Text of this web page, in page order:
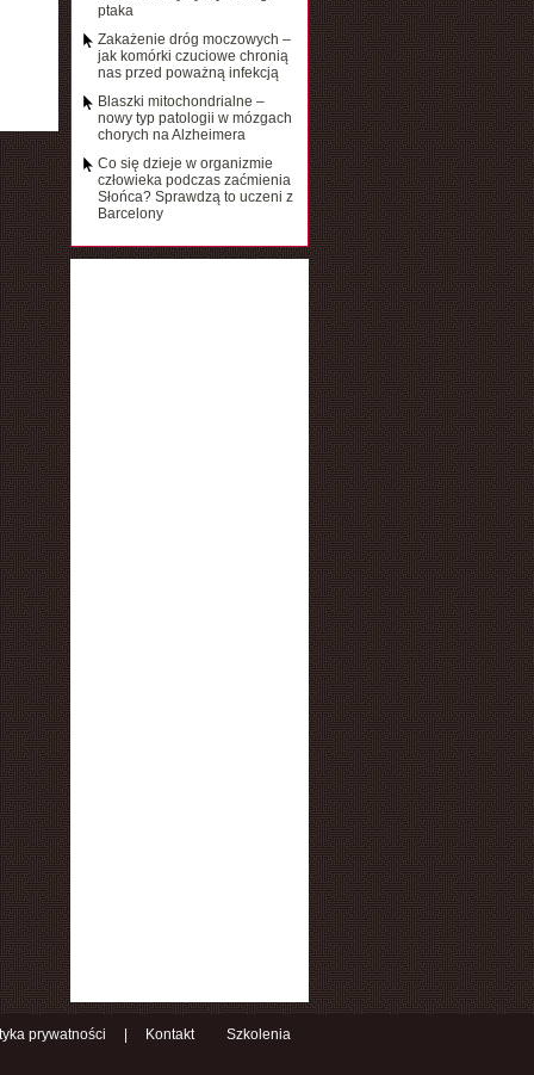
ptaka
Zakażenie dróg moczowych –
jak komórki czuciowe chronią
nas przed poważną infekcją
Blaszki mitochondrialne –
nowy typ patologii w mózgach
chorych na Alzheimera
Co się dzieje w organizmie
człowieka podczas zaćmienia
Słońca? Sprawdzą to uczeni z
Barcelony
prywatności Kontakt Szkolenia